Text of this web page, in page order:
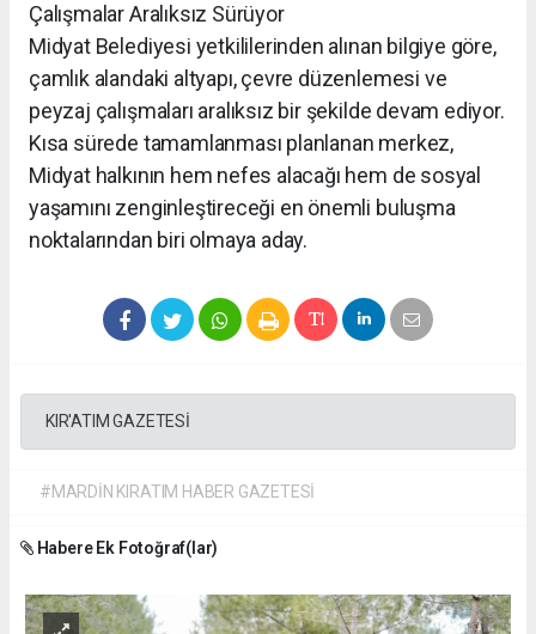
Çalışmalar Aralıksız Sürüyor
Midyat Belediyesi yetkililerinden alınan bilgiye göre,
çamlık alandaki altyapı, çevre düzenlemesi ve
peyzaj çalışmaları aralıksız bir şekilde devam ediyor.
Kısa sürede tamamlanması planlanan merkez,
Midyat halkının hem nefes alacağı hem de sosyal
yaşamını zenginleştireceği en önemli buluşma
noktalarından biri olmaya aday.
KIR'ATIM GAZETESİ
#MARDİN KIRATIM HABER GAZETESİ
Habere Ek Fotoğraf(lar)